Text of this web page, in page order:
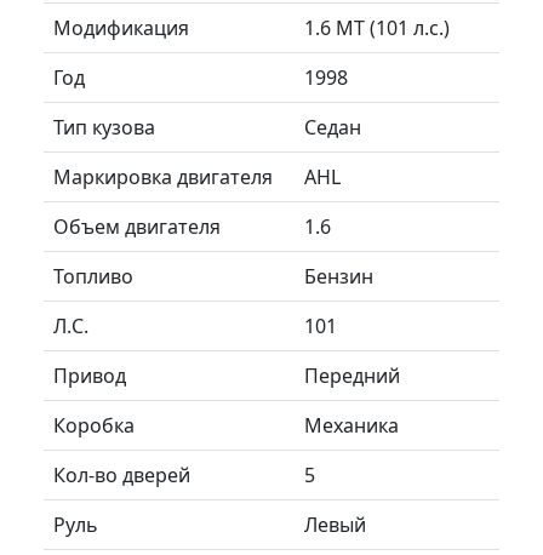
Модификация
1.6 MT (101 л.с.)
Год
1998
Тип кузова
Седан
Маркировка двигателя
AHL
Объем двигателя
1.6
Топливо
Бензин
Л.C.
101
Привод
Передний
Коробка
Механика
Кол-во дверей
5
Руль
Левый